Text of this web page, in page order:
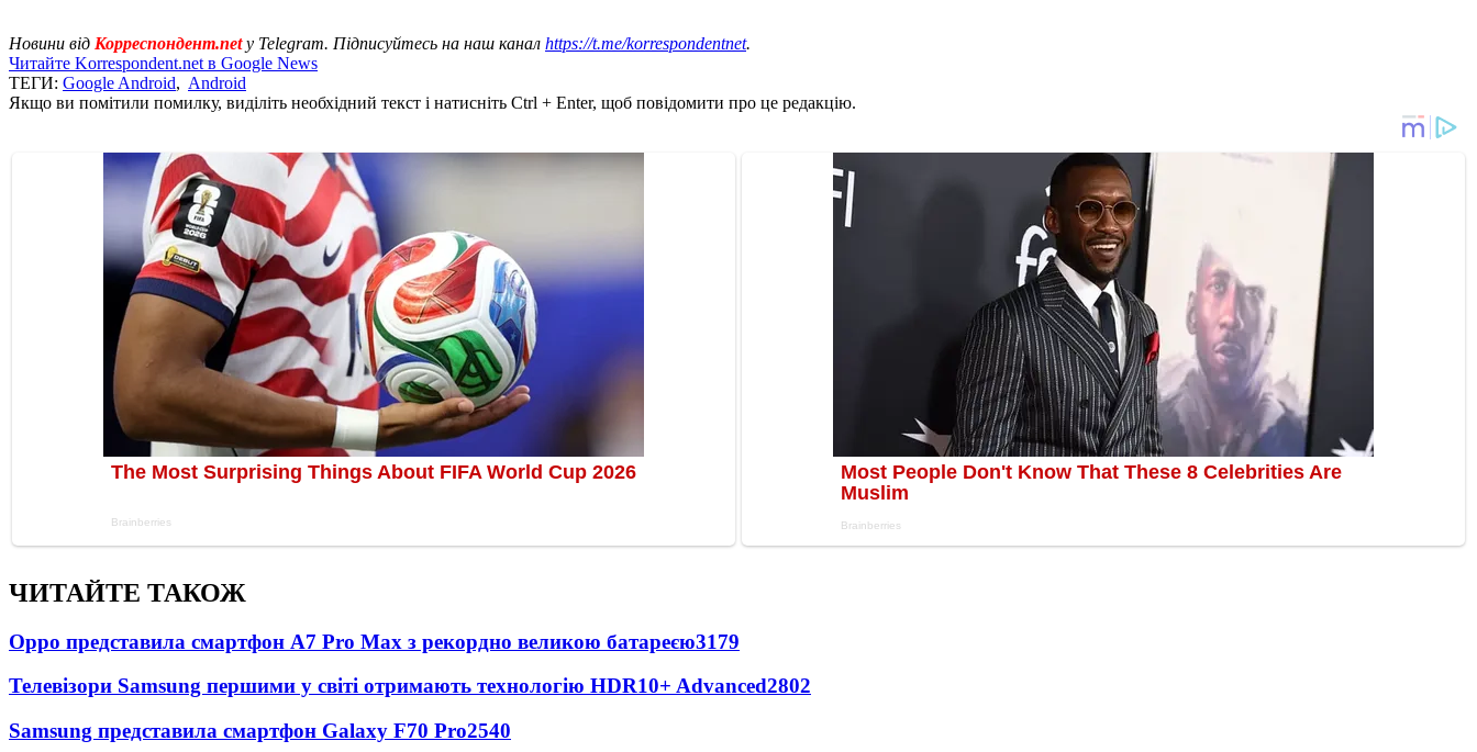
Новини від Корреспондент.net у Telegram. Підписуйтесь на наш канал https://t.me/korrespondentnet.
Читайте Korrespondent.net в Google News
ТЕГИ: Google Android, Android
Якщо ви помітили помилку, виділіть необхідний текст і натисніть Ctrl + Enter, щоб повідомити про це редакцію.
ЧИТАЙТЕ ТАКОЖ
Oppo представила смартфон A7 Pro Max з рекордно великою батареєю3179
Телевізори Samsung першими у світі отримають технологію HDR10+ Advanced2802
Samsung представила смартфон Galaxy F70 Pro2540